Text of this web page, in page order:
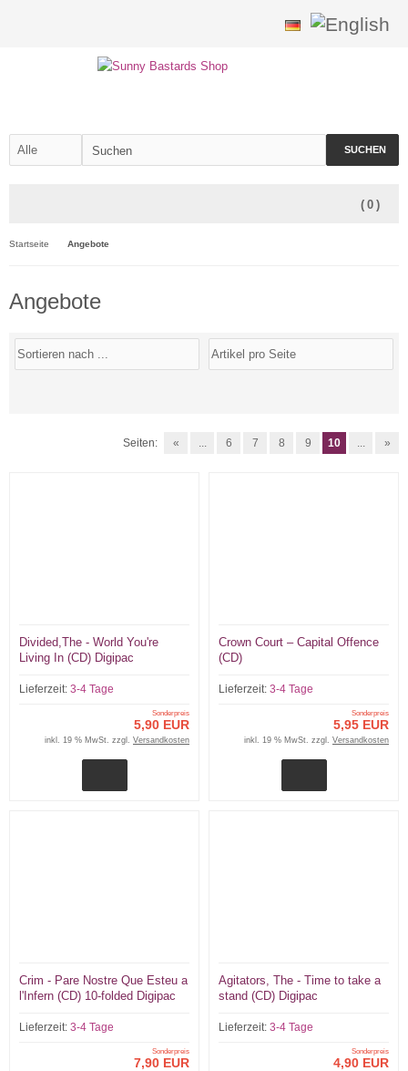
SUCHEN
( 0 )
Startseite Angebote
Angebote
Seiten: « ... 6 7 8 9 10 ... »
Divided,The - World You're
Living In (CD) Digipac
Lieferzeit: 3-4 Tage
Sonderpreis
5,90 EUR
inkl. 19 % MwSt. zzgl. Versandkosten
Crown Court – Capital Offence
(CD)
Lieferzeit: 3-4 Tage
Sonderpreis
5,95 EUR
inkl. 19 % MwSt. zzgl. Versandkosten
Crim - Pare Nostre Que Esteu a
l'Infern (CD) 10-folded Digipac
Lieferzeit: 3-4 Tage
Sonderpreis
7,90 EUR
Agitators, The - Time to take a
stand (CD) Digipac
Lieferzeit: 3-4 Tage
Sonderpreis
4,90 EUR